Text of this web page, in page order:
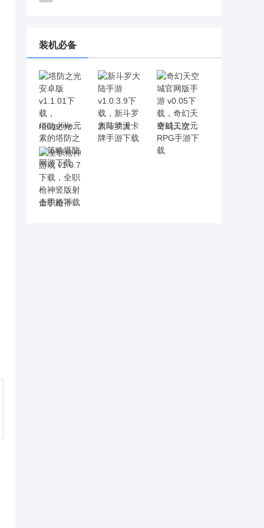
装机必备
塔防之光安卓版 v1.1.01下载，rougelike元素的塔防之光策略塔防网游下载 新斗罗大陆手游 v1.0.3.9下载，新斗罗大陆动漫卡牌手游下载 奇幻天空城官网版手游 v0.05下载，奇幻天空城二次元RPG手游下载
全职枪神游戏 v1.0.7下载，全职枪神竖版射击手游下载